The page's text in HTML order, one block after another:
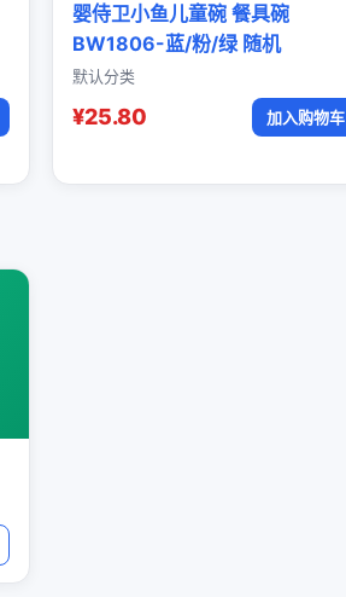
婴侍卫小鱼儿童碗 餐具碗
BW1806-蓝/粉/绿 随机
默认分类
¥25.80 加入购物车